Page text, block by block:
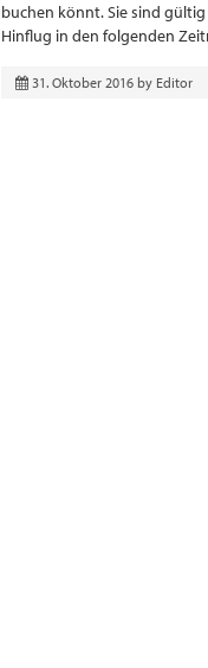
buchen könnt. Sie sind
Hinflug in den folgenden
31. Oktober 2016 by Editor